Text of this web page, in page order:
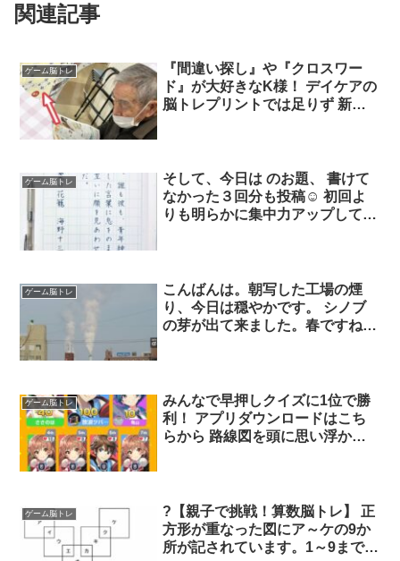
関連記事
ゲーム脳トレ
『間違い探し』や『クロスワー
ド』が大好きなK様！ デイケアの
脳トレプリントでは足りず 新聞
ゲーム脳トレ
そして、今日は のお題、 書けて
なかった３回分も投稿☺️ 初回よ
りも明らかに集中力アップしてき
ーのクロスワードミラクルは11冊
目に突入❣️ 楽しく脳トレ続けてま
す?♫
ゲーム脳トレ
こんばんは。朝写した工場の煙
り、今日は穏やかです。 シノブ
の芽が出て来ました。春ですね
とはみんなでおしゃべり。楽しく
やることに意義があるとマル付け
もなし。楽しかったー。
ゲーム脳トレ
みんなで早押しクイズに1位で勝
利！ アプリダウンロードはこち
らから 路線図を頭に思い浮かべ
ゲーム脳トレ
?【親子で挑戦！算数脳トレ】 正
方形が重なった図にア～ケの9か
所が記されています。1～9までの